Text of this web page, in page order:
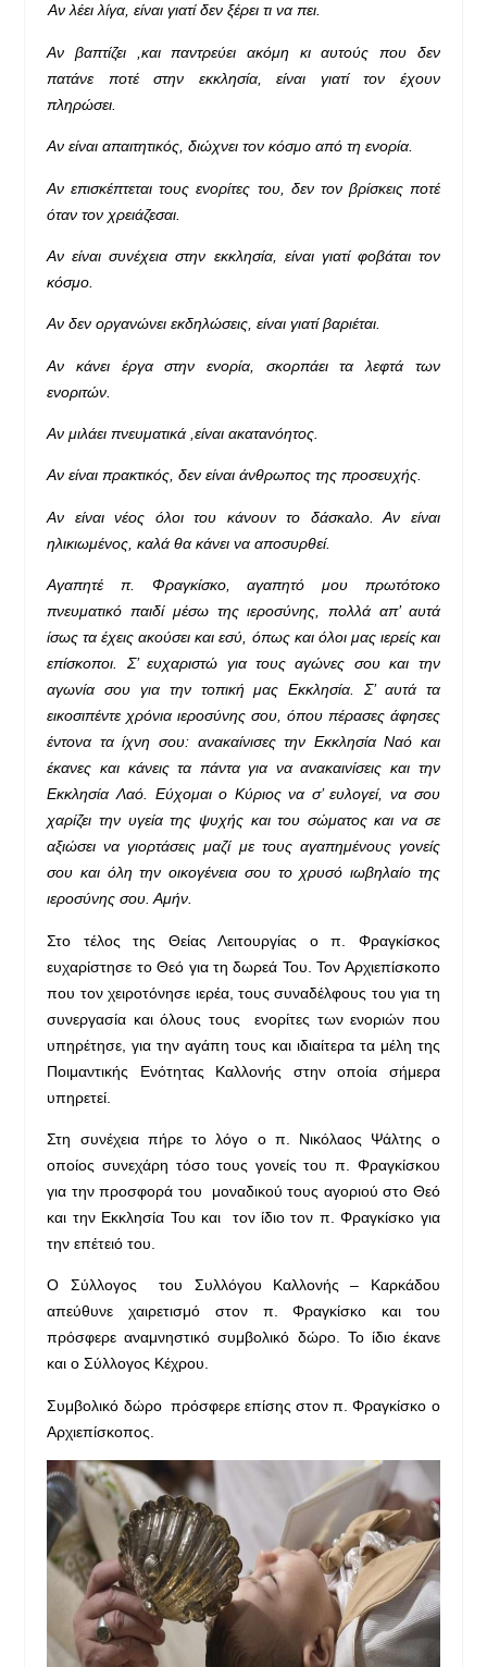
Αν λέει λίγα, είναι γιατί δεν ξέρει τι να πει.
Αν βαπτίζει ,και παντρεύει ακόμη κι αυτούς που δεν
πατάνε ποτέ στην εκκλησία, είναι γιατί τον έχουν
πληρώσει.
Αν είναι απαιτητικός, διώχνει τον κόσμο από τη ενορία.
Αν επισκέπτεται τους ενορίτες του, δεν τον βρίσκεις ποτέ
όταν τον χρειάζεσαι.
Αν είναι συνέχεια στην εκκλησία, είναι γιατί φοβάται τον
κόσμο.
Αν δεν οργανώνει εκδηλώσεις, είναι γιατί βαριέται.
Αν κάνει έργα στην ενορία, σκορπάει τα λεφτά των
ενοριτών.
Αν μιλάει πνευματικά ,είναι ακατανόητος.
Αν είναι πρακτικός, δεν είναι άνθρωπος της προσευχής.
Αν είναι νέος όλοι του κάνουν το δάσκαλο. Αν είναι
ηλικιωμένος, καλά θα κάνει να αποσυρθεί.
Αγαπητέ π. Φραγκίσκο, αγαπητό μου πρωτότοκο
πνευματικό παιδί μέσω της ιεροσύνης, πολλά απ’ αυτά
ίσως τα έχεις ακούσει και εσύ, όπως και όλοι μας ιερείς και
επίσκοποι. Σ’ ευχαριστώ για τους αγώνες σου και την
αγωνία σου για την τοπική μας Εκκλησία. Σ’ αυτά τα
εικοσιπέντε χρόνια ιεροσύνης σου, όπου πέρασες άφησες
έντονα τα ίχνη σου: ανακαίνισες την Εκκλησία Ναό και
έκανες και κάνεις τα πάντα για να ανακαινίσεις και την
Εκκλησία Λαό. Εύχομαι ο Κύριος να σ’ ευλογεί, να σου
χαρίζει την υγεία της ψυχής και του σώματος και να σε
αξιώσει να γιορτάσεις μαζί με τους αγαπημένους γονείς
σου και όλη την οικογένεια σου το χρυσό ιωβηλαίο της
ιεροσύνης σου. Αμήν.
Στο τέλος της Θείας Λειτουργίας ο π. Φραγκίσκος
ευχαρίστησε το Θεό για τη δωρεά Του. Τον Αρχιεπίσκοπο
που τον χειροτόνησε ιερέα, τους συναδέλφους του για τη
συνεργασία και όλους τους ενορίτες των ενοριών που
υπηρέτησε, για την αγάπη τους και ιδιαίτερα τα μέλη της
Ποιμαντικής Ενότητας Καλλονής στην οποία σήμερα
υπηρετεί.
Στη συνέχεια πήρε το λόγο ο π. Νικόλαος Ψάλτης ο
οποίος συνεχάρη τόσο τους γονείς του π. Φραγκίσκου
για την προσφορά του μοναδικού τους αγοριού στο Θεό
και την Εκκλησία Του και τον ίδιο τον π. Φραγκίσκο για
την επέτειό του.
Ο Σύλλογος του Συλλόγου Καλλονής – Καρκάδου
απεύθυνε χαιρετισμό στον π. Φραγκίσκο και του
πρόσφερε αναμνηστικό συμβολικό δώρο. Το ίδιο έκανε
και ο Σύλλογος Κέχρου.
Συμβολικό δώρο πρόσφερε επίσης στον π. Φραγκίσκο ο
Αρχιεπίσκοπος.